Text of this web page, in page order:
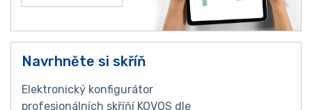
Navrhněte si skříň
Elektronický konfigurátor
profesionálních skříňí KOVOS dle